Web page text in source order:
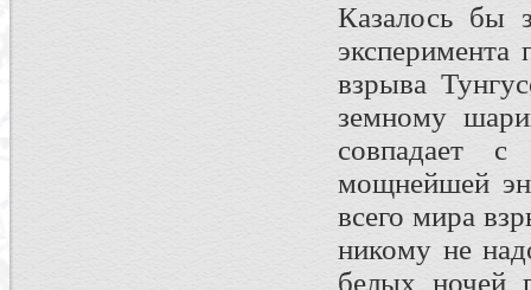
Казалось бы
взрыва
земному
совпадает с
мощнейшей
всего мира
никому не
белых ночей